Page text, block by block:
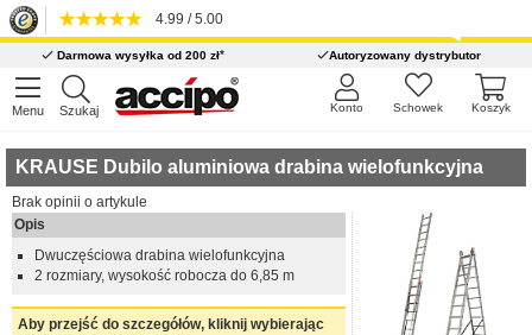
4.99 / 5.00
Darmowa wysyłka od 200 zł* Autoryzowany dystrybutor
Menu Szukaj Koszyk
Schowek
Konto
KRAUSE Dubilo aluminiowa drabina wielofunkcyjna
Brak opinii o artykule
Opis
Dwuczęściowa drabina wielofunkcyjna
2 rozmiary, wysokość robocza do 6,85 m
Aby przejść do szczegółów, kliknij wybierając